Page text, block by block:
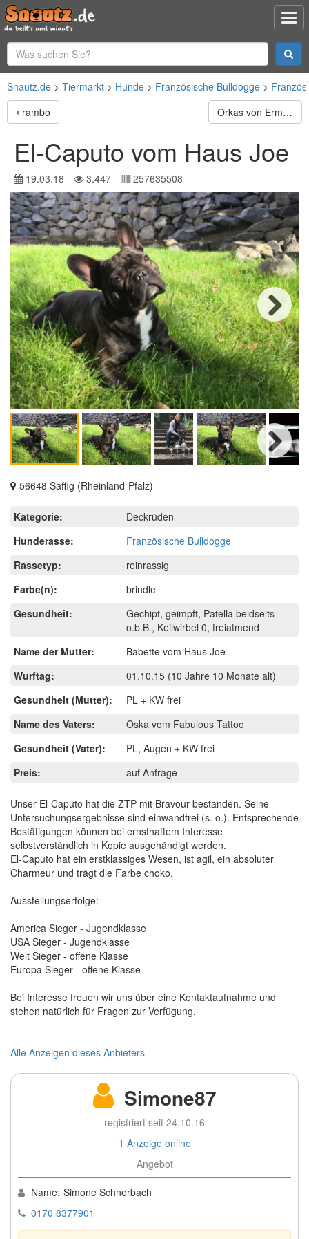
Snautz.de Tiermarkt Hunde Französische Bulldogge
rambo
Orkas von Ermada
El-Caputo vom Haus Joe
19.03.18 3.447 257635508
Next
Next
56648 Saffig (Rheinland-Pfalz)
Kategorie:
Deckrüden
Hunderasse:
Französische Bulldogge
Rassetyp:
reinrassig
Farbe(n):
brindle
Gesundheit:
Gechipt, geimpft, Patella beidseits
o.b.B., Keilwirbel 0, freiatmend
Name der Mutter:
Babette vom Haus Joe
Wurftag:
01.10.15 (10 Jahre 10 Monate alt)
Gesundheit (Mutter):
PL + KW frei
Name des Vaters:
Oska vom Fabulous Tattoo
Gesundheit (Vater):
PL, Augen + KW frei
Preis:
auf Anfrage
Unser El-Caputo hat die ZTP mit Bravour bestanden. Seine
Untersuchungsergebnisse sind einwandfrei (s. o.). Entsprechende
Bestätigungen können bei ernsthaftem Interesse
selbstverständlich in Kopie ausgehändigt werden.
El-Caputo hat ein erstklassiges Wesen, ist agil, ein absoluter
Charmeur und trägt die Farbe choko.
Ausstellungserfolge:
America Sieger - Jugendklasse
USA Sieger - Jugendklasse
Welt Sieger - offene Klasse
Europa Sieger - offene Klasse
Bei Interesse freuen wir uns über eine Kontaktaufnahme und
stehen natürlich für Fragen zur Verfügung.
Alle Anzeigen dieses Anbieters
Simone87
registriert seit 24.10.16
1 Anzeige online
Angebot
Name: Simone Schnorbach
0170 8377901